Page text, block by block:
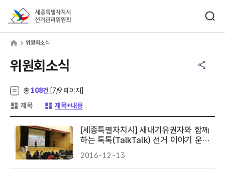
위원회소식
위원회소식
총 108건 [7/9 페이지]
제목 제목+내용
[세종특별자치시] 새내기유권자와 함께
하는 톡톡(TalkTalk) 선거 이야기 운영
<아름고>
2016-12-13